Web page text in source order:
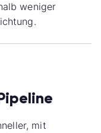
weniger
mit